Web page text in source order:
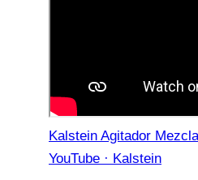
Kalstein Agitador
YouTube · Kalstein